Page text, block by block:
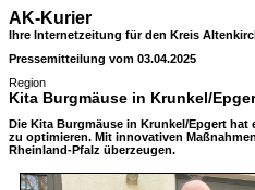
AK-Kurier
Ihre Internetzeitung für den Kreis
Pressemitteilung vom 03.04.2025
Region
Kita Burgmäuse in Krunkel/
Die Kita Burgmäuse in Krunkel/Epgert
zu optimieren. Mit innovativen
Rheinland-Pfalz überzeugen.